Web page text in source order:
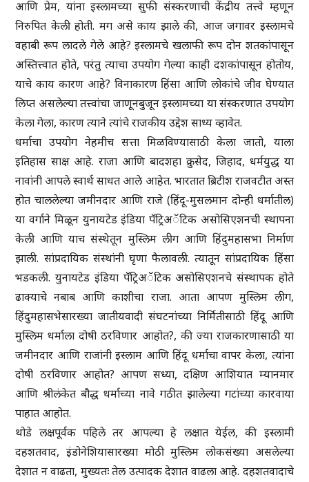
आणि प्रेम, यांना इस्लामच्या सुफी संस्करणाची केंद्रीय तत्त्वे म्हणून
निरुपित केली होती. मग असे काय झाले की, आज जगावर इस्लामचे
वहाबी रूप लादले गेले आहे? इस्लामचे खलाफी रूप दोन शतकांपासून
अस्तित्त्वात होते, परंतु त्याचा उपयोग गेल्या काही दशकांपासून होतोय,
याचे काय कारण आहे? विनाकारण हिंसा आणि लोकांचे जीव घेण्यात
लिप्त असलेल्या तत्त्वांचा जाणूनबुजून इस्लामच्या या संस्करणात उपयोग
केला गेला, कारण त्याने त्यांचे राजकीय उद्देश साध्य व्हावेत.
धर्माचा उपयोग नेहमीच सत्ता मिळविण्यासाठी केला जातो, याला
इतिहास साक्ष आहे. राजा आणि बादशहा क्रुसेद, जिहाद, धर्मयुद्ध या
नावांनी आपले स्वार्थ साधत आले आहेत. भारतात ब्रिटीश राजवटीत अस्त
होत चाललेल्या जमीनदार आणि राजे (हिंदू-मुसलमान दोन्ही धर्मातील)
या वर्गाने मिळून युनायटेड इंडिया पॅट्रिअॅटिक असोसिएशनची स्थापना
केली आणि याच संस्थेतून मुस्लिम लीग आणि हिंदुमहासभा निर्माण
झाली. सांप्रदायिक संस्थांनी घृणा फैलावली. त्यातून सांप्रदायिक हिंसा
भडकली. युनायटेड इंडिया पॅट्रिअॅटिक असोसिएशनचे संस्थापक होते
ढाक्याचे नबाब आणि काशीचा राजा. आता आपण मुस्लिम लीग,
हिंदुमहासभेसारख्या जातीयवादी संघटनांच्या निर्मितीसाठी हिंदू आणि
मुस्लिम धर्माला दोषी ठरविणार आहोत?, की ज्या राजकारणासाठी या
जमीनदार आणि राजांनी इस्लाम आणि हिंदू धर्माचा वापर केला, त्यांना
दोषी ठरविणार आहोत? आपण सध्या, दक्षिण आशियात म्यानमार
आणि श्रीलंकेत बौद्ध धर्माच्या नावे गठीत झालेल्या गटांच्या कारवाया
पाहात आहोत.
थोडे लक्षपूर्वक पहिले तर आपल्या हे लक्षात येईल, की इस्लामी
दहशतवाद, इंडोनेशियासारख्या मोठी मुस्लिम लोकसंख्या असलेल्या
देशात न वाढता, मुख्यतः तेल उत्पादक देशात वाढला आहे. दहशतवादाचे